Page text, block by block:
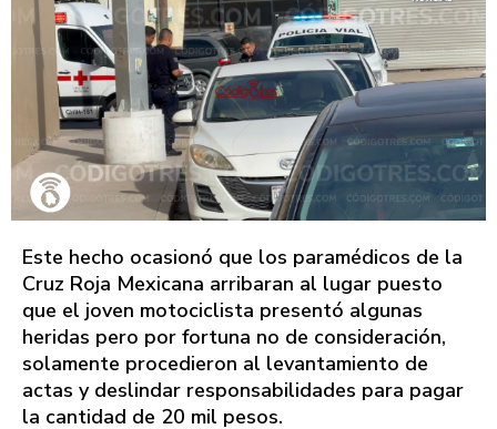
Este hecho ocasionó que los paramédicos de la
Cruz Roja Mexicana arribaran al lugar puesto
que el joven motociclista presentó algunas
heridas pero por fortuna no de consideración,
solamente procedieron al levantamiento de
actas y deslindar responsabilidades para pagar
la cantidad de 20 mil pesos.